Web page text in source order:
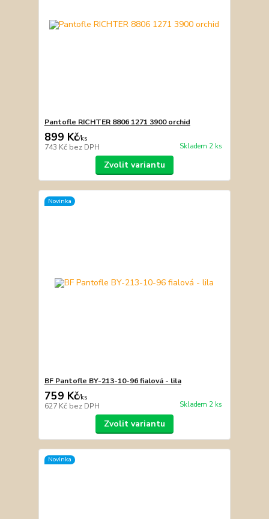
Pantofle RICHTER 8806 1271 3900 orchid
899 Kč/ks
743 Kč bez DPH Skladem 2 ks
Zvolit variantu
Novinka
BF Pantofle BY-213-10-96 fialová - lila
759 Kč/ks
627 Kč bez DPH Skladem 2 ks
Zvolit variantu
Novinka